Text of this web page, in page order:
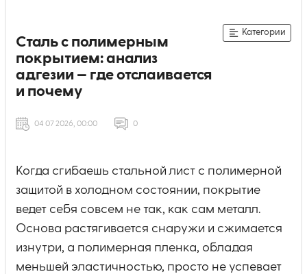
Сталь с полимерным
покрытием: анализ
адгезии — где отслаивается
и почему
Категории
04 07 2026, 00:00 0
Когда сгибаешь стальной лист с полимерной
защитой в холодном состоянии, покрытие
ведет себя совсем не так, как сам металл.
Основа растягивается снаружи и сжимается
изнутри, а полимерная пленка, обладая
меньшей эластичностью, просто не успевает